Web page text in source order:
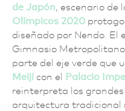
de Japón, escenario de
Olímpicos 2020
diseñado por Nendo. El
Gimnasio
parte del eje verde que
Meiji con el Palacio
reinterpreta los
arquitectura tradicional